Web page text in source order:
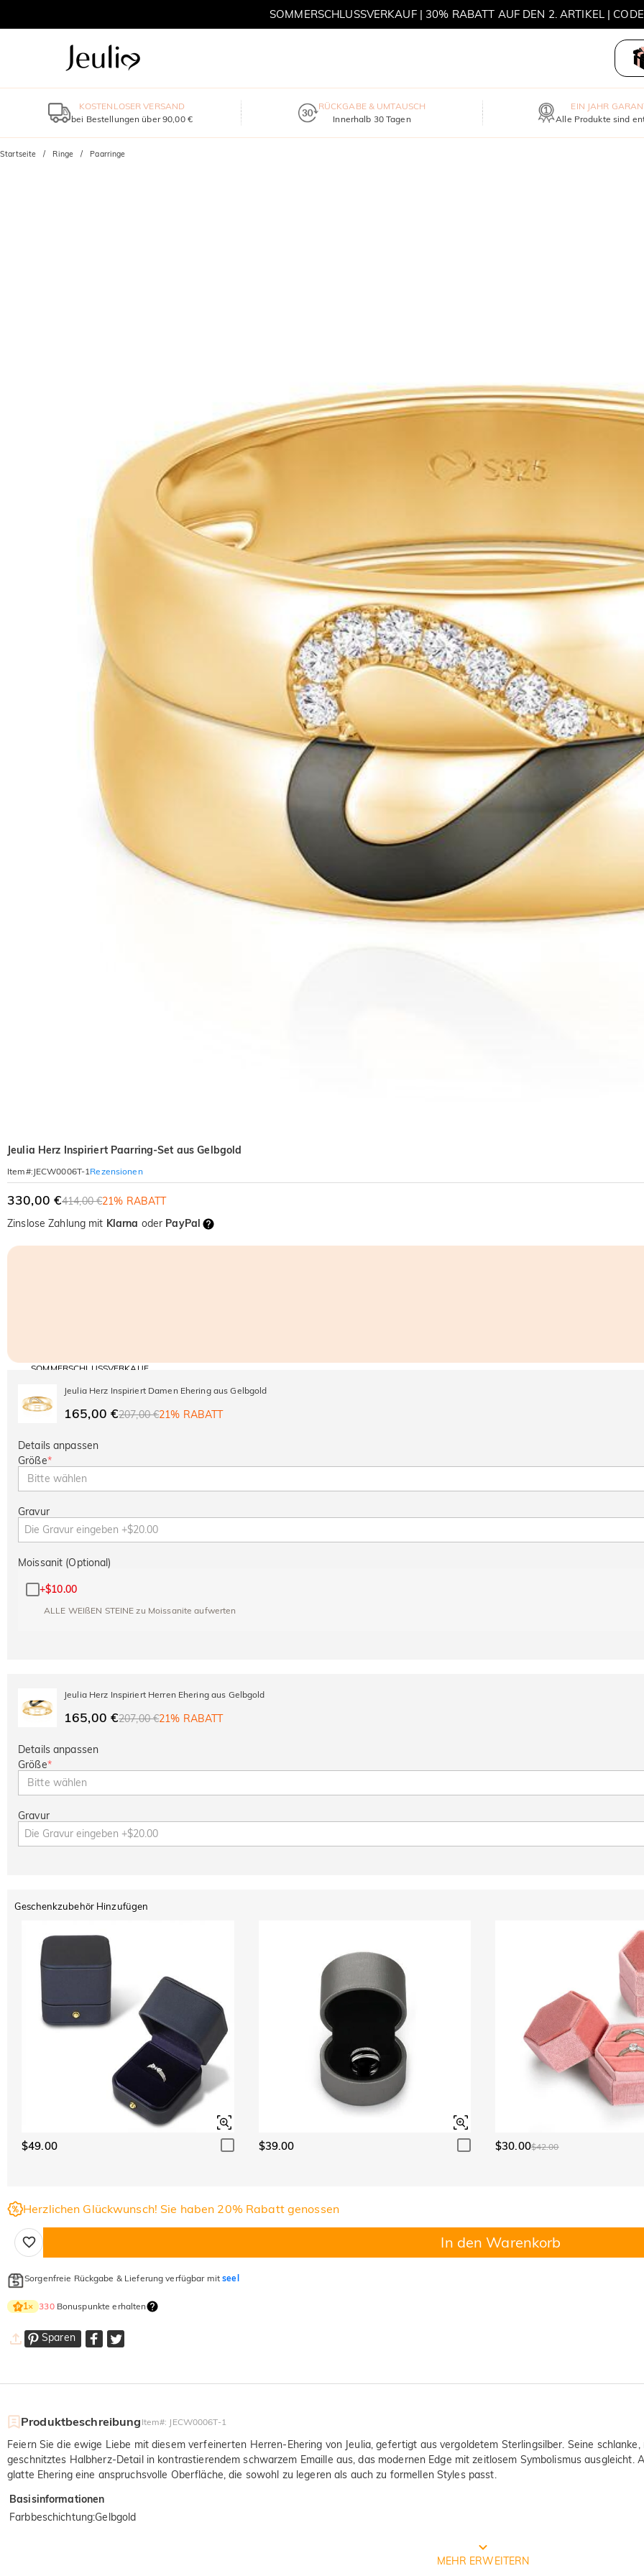
SOMMERSCHLUSSVERKAUF | 30% RABATT AUF DEN 2. ARTIKEL |
KOSTENLOSER VERSAND
bei Bestellungen über 90,00 €
RÜCKGABE & UMTAUSCH
Innerhalb 30 Tagen
EIN JAHR
Alle Produkte sind
Startseite Ringe Paarringe
Jeulia Herz Inspiriert Paarring-Set aus Gelbgold
Item#: JECW0006T-1Rezensionen
330,00 €414,00 €21% RABATT
Zinslose Zahlung mit Klarna oder PayPal
SOMMERSCHLUSSVERKAUF
10% RABATT
AUF ALLES
AUF DEN 2.
SUMMER
Kopieren
Jeulia Herz Inspiriert Damen Ehering aus Gelbgold
165,00 €207,00 €21% RABATT
Details anpassen
Größe*
Bitte wählen
Gravur
Moissanit (Optional)
+$10.00
ALLE WEIßEN STEINE zu Moissanite aufwerten
Jeulia Herz Inspiriert Herren Ehering aus Gelbgold
165,00 €207,00 €21% RABATT
Details anpassen
Größe*
Bitte wählen
Gravur
Geschenkzubehör Hinzufügen
$49.00 $39.00 $30.00$42.00
Herzlichen Glückwunsch! Sie haben 20% Rabatt genossen
In den Warenkorb
Sorgenfreie Rückgabe & Lieferung verfügbar mitseel
1× 330Bonuspunkte erhalten
Sparen
Produktbeschreibung Item#: JECW0006T-1
Feiern Sie die ewige Liebe mit diesem verfeinerten Herren-Ehering von Jeulia, gefertigt aus vergoldetem Sterlingsilber. Seine
geschnitztes Halbherz-Detail in kontrastierendem schwarzem Emaille aus, das modernen Edge mit zeitlosem Symbolismus
glatte Ehering eine anspruchsvolle Oberfläche, die sowohl zu legeren als auch zu formellen Styles passt.
Basisinformationen
Farbbeschichtung:Gelbgold
Prozess der Schmuckherstellung
MEHR ERWEITERN